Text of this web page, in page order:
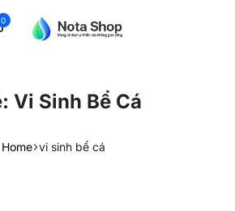
0
Vi Sinh Bể Cá
Home vi sinh bể cá